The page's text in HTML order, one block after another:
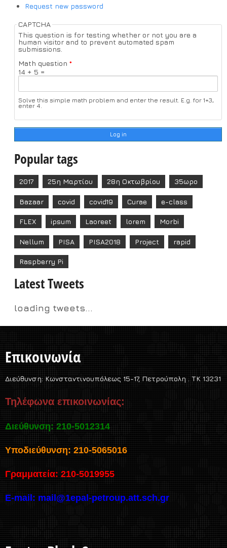
Request new password
CAPTCHA
This question is for testing whether or not you are a
human visitor and to prevent automated spam
submissions.
Math question *
14 + 5 =
Solve this simple math problem and enter the result. E.g. for 1+3,
enter 4.
Popular tags
2017 25η Μαρτίου 28η Οκτωβρίου 35ωρο
Bazaar covid covid19 Curae e-class
FLEX ipsum Laoreet lorem Morbi
Nellum PISA PISA2018 Project rapid
Raspberry Pi
Latest Tweets
loading tweets...
Επικοινωνία
Διεύθυνση: Κωνσταντινουπόλεως 15-17, Πετρούπολη . TK 13231
Τηλέφωνα επικοινωνίας:
Διεύθυνση: 210-5012314
Υποδιεύθυνση: 210-5065016
Γραμματεία: 210-5019955
E-mail: mail@1epal-petroup.att.sch.gr